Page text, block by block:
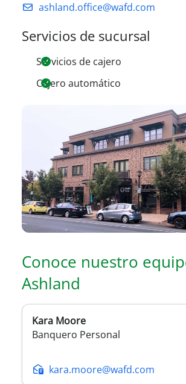
ashland.office@wafd.com
Servicios de sucursal
Servicios de cajero
Cajero automático
Conoce nuestro
Ashland
Kara Moore
Banquero Personal
kara.moore@wafd.com